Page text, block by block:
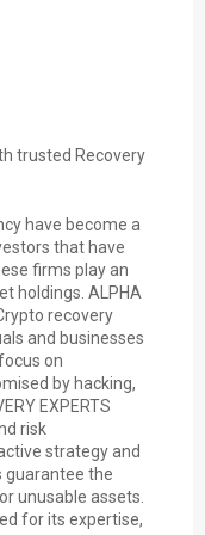
trusted Recovery
have become a
that have
firms play an
holdings. ALPHA
recovery
and businesses
on
by hacking,
EXPERTS
risk
strategy and
guarantee the
unusable assets.
for its expertise,